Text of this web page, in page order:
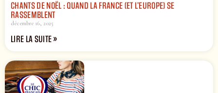
CHANTS DE NOËL : QUAND LA FRANCE (ET L’EUROPE) SE
RASSEMBLENT
décembre 16, 2025
LIRE LA SUITE »